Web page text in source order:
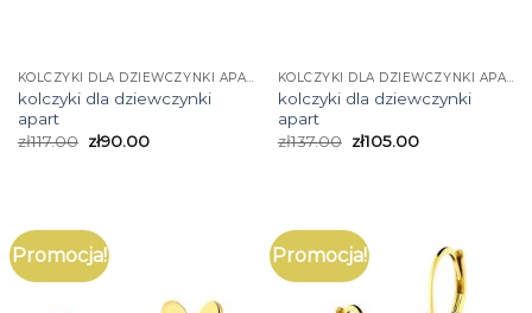
KOLCZYKI DLA DZIEWCZYNKI APART
kolczyki dla dziewczynki
apart
zł117.00 zł90.00
KOLCZYKI DLA DZIEWCZYNKI APART
kolczyki dla dziewczynki
apart
zł137.00 zł105.00
Promocja! Promocja!